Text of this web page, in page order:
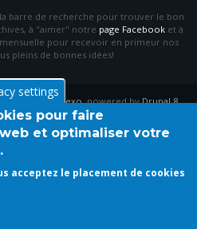
barre de recherche pour trouver le bon
à "aimer" notre page Facebook et à
pour recevoir en primeur nos
pleins de bonnes idées!
by PinkDexo, powered byDrupal 8.
settings
pour faire
et optimaliser votre
acceptez le placement de cookies